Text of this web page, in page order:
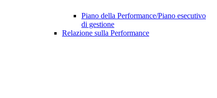
Piano della Performance/Piano esecutivo
di gestione
Relazione sulla Performance